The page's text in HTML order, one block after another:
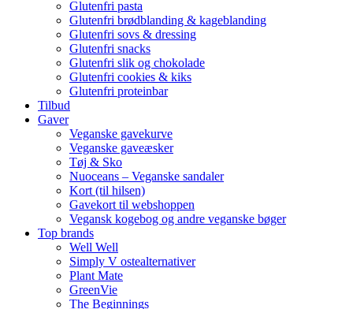
Glutenfri pasta
Glutenfri brødblanding & kageblanding
Glutenfri sovs & dressing
Glutenfri snacks
Glutenfri slik og chokolade
Glutenfri cookies & kiks
Glutenfri proteinbar
Tilbud
Gaver
Veganske gavekurve
Veganske gaveæsker
Tøj & Sko
Nuoceans – Veganske sandaler
Kort (til hilsen)
Gavekort til webshoppen
Vegansk kogebog og andre veganske bøger
Top brands
Well Well
Simply V ostealternativer
Plant Mate
GreenVie
The Beginnings